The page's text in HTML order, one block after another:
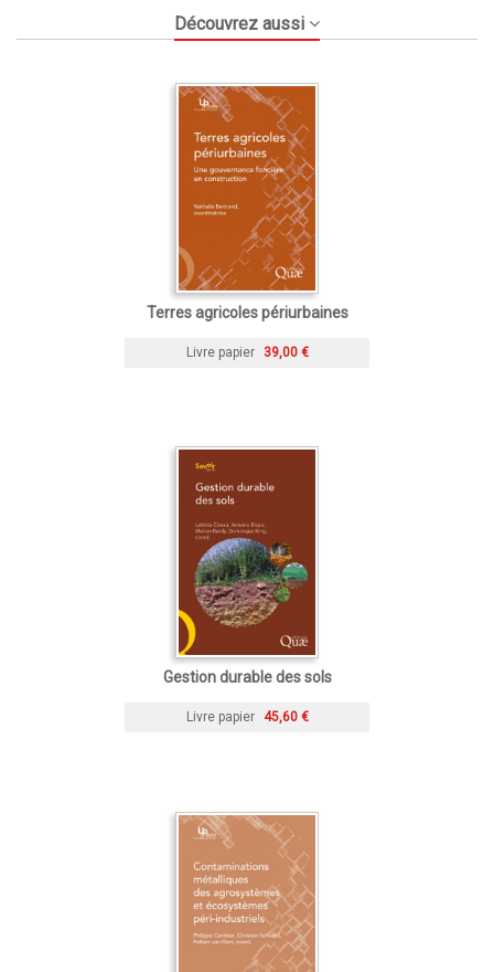
Découvrez aussi
Terres agricoles périurbaines
Livre papier 39,00 €
Gestion durable des sols
Livre papier 45,60 €